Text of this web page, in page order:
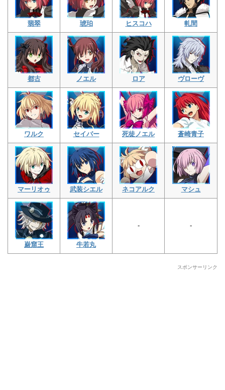
翡翠 琥珀 ヒスコハ 軋間
都古 ノエル ロア ヴローヴ
ワルク セイバー 死徒ノエル 蒼崎青子
マーリオゥ 武装シエル ネコアルク マシュ
巌窟王 牛若丸
- -
スポンサーリンク